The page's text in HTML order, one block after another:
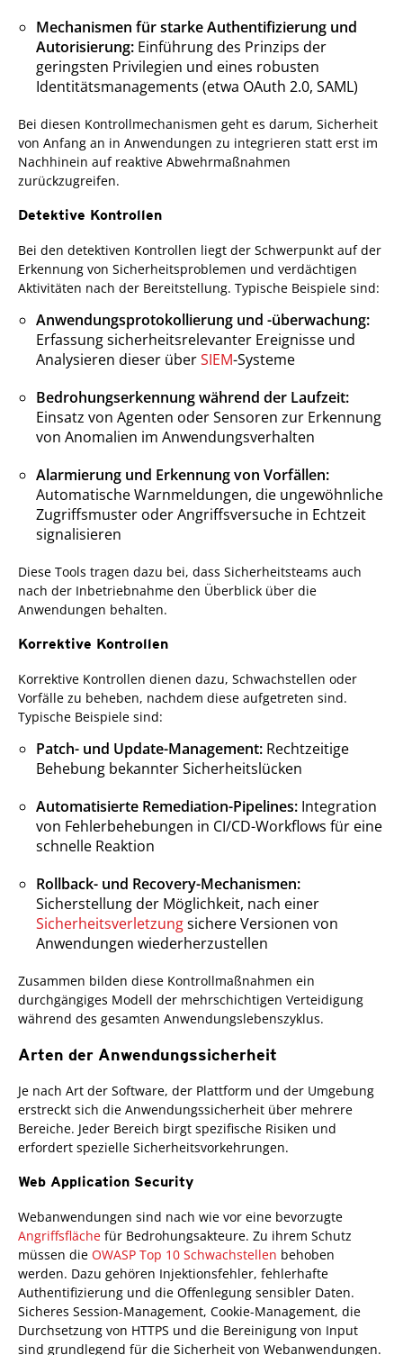
Mechanismen für starke Authentifizierung und
Autorisierung: Einführung des Prinzips der
geringsten Privilegien und eines robusten
Identitätsmanagements (etwa OAuth 2.0, SAML)
Bei diesen Kontrollmechanismen geht es darum, Sicherheit
von Anfang an in Anwendungen zu integrieren statt erst im
Nachhinein auf reaktive Abwehrmaßnahmen
zurückzugreifen.
Detektive Kontrollen
Bei den detektiven Kontrollen liegt der Schwerpunkt auf der
Erkennung von Sicherheitsproblemen und verdächtigen
Aktivitäten nach der Bereitstellung. Typische Beispiele sind:
Anwendungsprotokollierung und -überwachung:
Erfassung sicherheitsrelevanter Ereignisse und
Analysieren dieser überSIEM-Systeme
Bedrohungserkennung während der Laufzeit:
Einsatz von Agenten oder Sensoren zur Erkennung
von Anomalien im Anwendungsverhalten
Alarmierung und Erkennung von Vorfällen:
Automatische Warnmeldungen, die ungewöhnliche
Zugriffsmuster oder Angriffsversuche in Echtzeit
signalisieren
Diese Tools tragen dazu bei, dass Sicherheitsteams auch
nach der Inbetriebnahme den Überblick über die
Anwendungen behalten.
Korrektive Kontrollen
Korrektive Kontrollen dienen dazu, Schwachstellen oder
Vorfälle zu beheben, nachdem diese aufgetreten sind.
Typische Beispiele sind:
Patch- und Update-Management: Rechtzeitige
Behebung bekannter Sicherheitslücken
Automatisierte Remediation-Pipelines: Integration
von Fehlerbehebungen in CI/CD-Workflows für eine
schnelle Reaktion
Rollback- und Recovery-Mechanismen:
Sicherstellung der Möglichkeit, nach einer
Sicherheitsverletzungsichere Versionen von
Anwendungen wiederherzustellen
Zusammen bilden diese Kontrollmaßnahmen ein
durchgängiges Modell der mehrschichtigen Verteidigung
während des gesamten Anwendungslebenszyklus.
Arten der Anwendungssicherheit
Je nach Art der Software, der Plattform und der Umgebung
erstreckt sich die Anwendungssicherheit über mehrere
Bereiche. Jeder Bereich birgt spezifische Risiken und
erfordert spezielle Sicherheitsvorkehrungen.
Web Application Security
Webanwendungen sind nach wie vor eine bevorzugte
Angriffsfläche für Bedrohungsakteure. Zu ihrem Schutz
müssen die OWASP Top 10 Schwachstellen behoben
werden. Dazu gehören Injektionsfehler, fehlerhafte
Authentifizierung und die Offenlegung sensibler Daten.
Sicheres Session-Management, Cookie-Management, die
Durchsetzung von HTTPS und die Bereinigung von Input
sind grundlegend für die Sicherheit von Webanwendungen.